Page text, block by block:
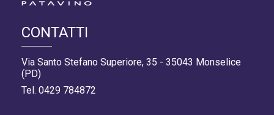
CONTATTI
Via Santo Stefano Superiore, 35 - 35043 Monselice
(PD)
Tel. 0429 784872